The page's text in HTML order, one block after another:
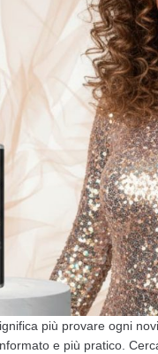
più provare ogni
e più pratico.